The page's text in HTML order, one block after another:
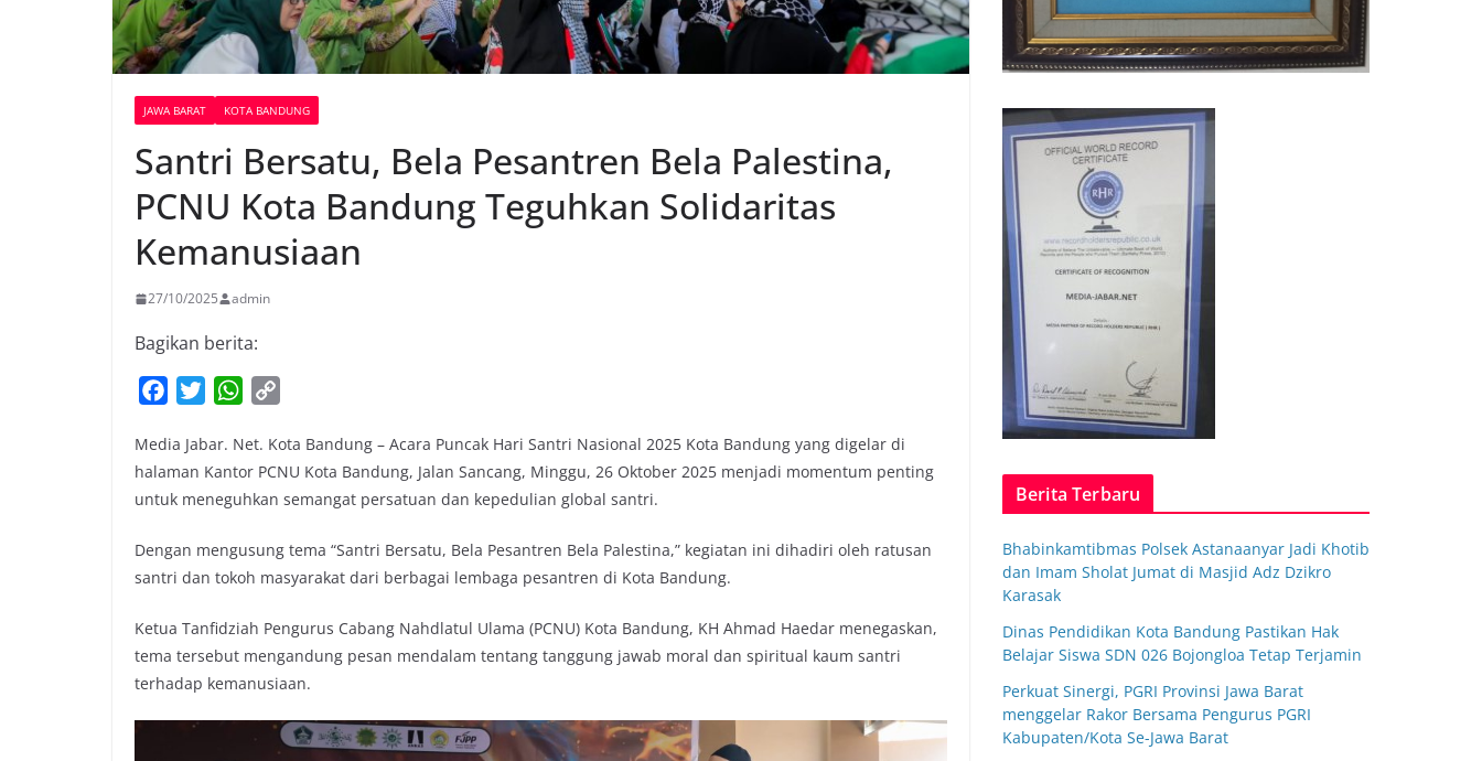
JAWA BARAT KOTA BANDUNG
Santri Bersatu, Bela Pesantren Bela Palestina,
PCNU Kota Bandung Teguhkan Solidaritas
Kemanusiaan
27/10/2025 admin
Bagikan berita:
c
e
b
o
k
i
t
t
r
W
a
t
s
p
p
p
y
L
n
k
Media Jabar. Net. Kota Bandung – Acara Puncak Hari Santri Nasional 2025 Kota Bandung yang digelar di
halaman Kantor PCNU Kota Bandung, Jalan Sancang, Minggu, 26 Oktober 2025 menjadi momentum penting
untuk meneguhkan semangat persatuan dan kepedulian global santri.
Dengan mengusung tema “Santri Bersatu, Bela Pesantren Bela Palestina,” kegiatan ini dihadiri oleh ratusan
santri dan tokoh masyarakat dari berbagai lembaga pesantren di Kota Bandung.
Ketua Tanfidziah Pengurus Cabang Nahdlatul Ulama (PCNU) Kota Bandung, KH Ahmad Haedar menegaskan,
tema tersebut mengandung pesan mendalam tentang tanggung jawab moral dan spiritual kaum santri
terhadap kemanusiaan.
Berita Terbaru
Bhabinkamtibmas Polsek Astanaanyar Jadi Khotib
dan Imam Sholat Jumat di Masjid Adz Dzikro
Karasak
Dinas Pendidikan Kota Bandung Pastikan Hak
Belajar Siswa SDN 026 Bojongloa Tetap Terjamin
Perkuat Sinergi, PGRI Provinsi Jawa Barat
menggelar Rakor Bersama Pengurus PGRI
Kabupaten/Kota Se-Jawa Barat